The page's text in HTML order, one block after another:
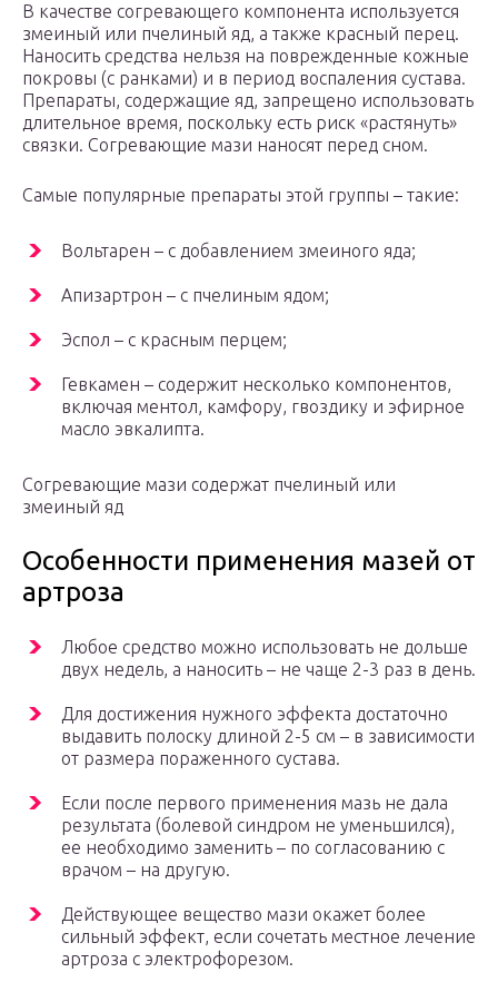
В качестве согревающего компонента используется
змеиный или пчелиный яд, а также красный перец.
Наносить средства нельзя на поврежденные кожные
покровы (с ранками) и в период воспаления сустава.
Препараты, содержащие яд, запрещено использовать
длительное время, поскольку есть риск «растянуть»
связки. Согревающие мази наносят перед сном.
Самые популярные препараты этой группы – такие:
Вольтарен – с добавлением змеиного яда;
Апизартрон – с пчелиным ядом;
Эспол – с красным перцем;
Гевкамен – содержит несколько компонентов,
включая ментол, камфору, гвоздику и эфирное
масло эвкалипта.
Согревающие мази содержат пчелиный или
змеиный яд
Особенности применения мазей от
артроза
Любое средство можно использовать не дольше
двух недель, а наносить – не чаще 2-3 раз в день.
Для достижения нужного эффекта достаточно
выдавить полоску длиной 2-5 см – в зависимости
от размера пораженного сустава.
Если после первого применения мазь не дала
результата (болевой синдром не уменьшился),
ее необходимо заменить – по согласованию с
врачом – на другую.
Действующее вещество мази окажет более
сильный эффект, если сочетать местное лечение
артроза с электрофорезом.